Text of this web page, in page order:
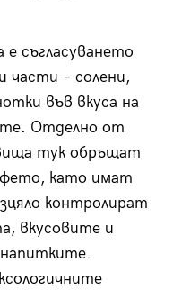
съгласуването
части – солени,
във вкуса на
Отделно от
тук обръщат
като имат
контролират
вкусовите и